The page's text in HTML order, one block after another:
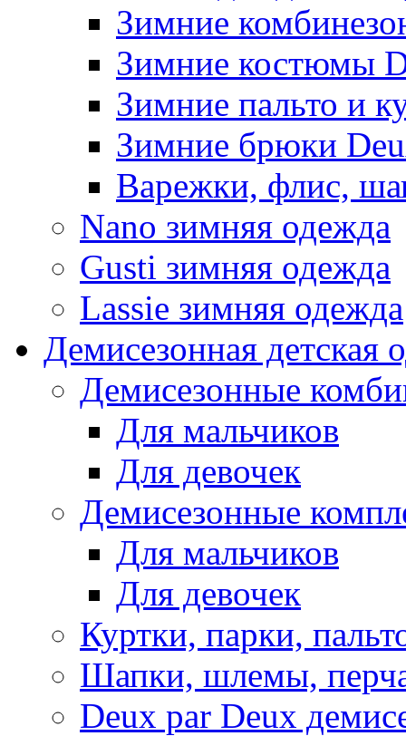
Зимние
Зимние костюмы
Зимние пальто и
Зимние брюки
Варежки, флис,
Nano зимняя одежда
Gusti зимняя одежда
Lassie зимняя одежда
Демисезонная детская
Демисезонные
Для мальчиков
Для девочек
Демисезонные
Для мальчиков
Для девочек
Куртки, парки,
Шапки, шлемы,
Deux par Deux